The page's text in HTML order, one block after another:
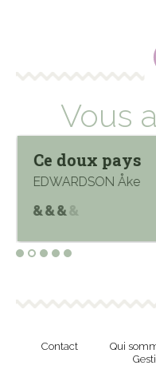
Vous
Ce doux pays
EDWARDSON Åke
Contact Qui